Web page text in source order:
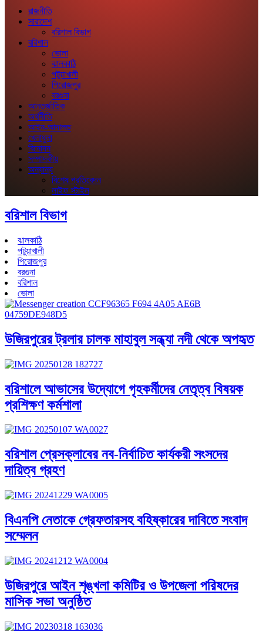
রাজনীতি
সারাদেশ
বরিশাল বিভাগ
বরিশাল
ভোলা
ঝালকাঠি
পটুয়াখালী
পিরোজপুর
বরগুনা
আন্তর্জাতিক
অর্থনীতি
আইন-আদালত
খেলাধুলা
বিনোদন
সম্পাদকীয়
অন্যান্য
বিশেষ প্রতিবেদন
লাইফ স্টাইল
বরিশাল বিভাগ
ঝালকাঠি
পটুয়াখালী
পিরোজপুর
বরগুনা
বরিশাল
ভোলা
উজিরপুরের ট্রলার চালক মাহাবুল সন্ধ্যা নদী থেকে অপহৃত
বরিশালে আভাসের উদ্যোগে গৃহকর্মীদের নেতৃত্ব বিষয়ক
প্রশিক্ষণ কর্মশালা
বরিশাল প্রেসক্লাবের নব-নির্বাচিত কার্যকরী সংসদের
দায়িত্ব গ্রহণ
বিএনপি নেতাকে গ্রেফতারসহ বহিষ্কারের দাবিতে সংবাদ
সম্মেলন
উজিরপুরে আইন শৃঙ্খলা কমিটির ও উপজেলা পরিষদের
মাসিক সভা অনুষ্ঠিত